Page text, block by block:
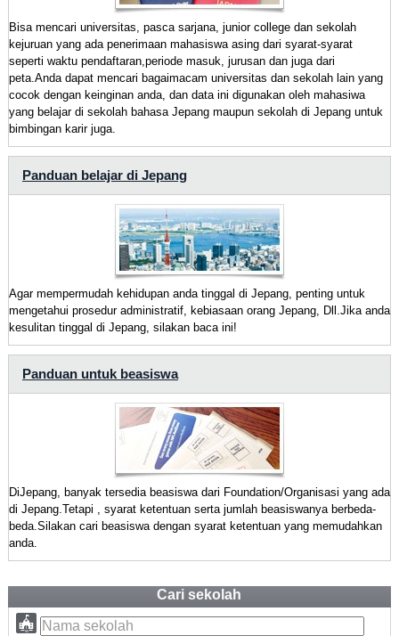
Bisa mencari universitas, pasca sarjana, junior college dan sekolah
kejuruan yang ada penerimaan mahasiswa asing dari syarat-syarat
seperti waktu pendaftaran,periode masuk, jurusan dan juga dari
peta.Anda dapat mencari bagaimacam universitas dan sekolah lain yang
cocok dengan keinginan anda, dan data ini digunakan oleh mahasiwa
yang belajar di sekolah bahasa Jepang maupun sekolah di Jepang untuk
bimbingan karir juga.
Panduan belajar di Jepang
Agar mempermudah kehidupan anda tinggal di Jepang, penting untuk
mengetahui prosedur administratif, kebiasaan orang Jepang, Dll.Jika anda
kesulitan tinggal di Jepang, silakan baca ini!
Panduan untuk beasiswa
DiJepang, banyak tersedia beasiswa dari Foundation/Organisasi yang ada
di Jepang.Tetapi , syarat ketentuan serta jumlah beasiswanya berbeda-
beda.Silakan cari beasiswa dengan syarat ketentuan yang memudahkan
anda.
Cari sekolah